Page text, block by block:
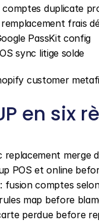
duplicate
frais
PassKit config
sync litige solde
customer
en six
replacement merge
POS et online
fusion comptes
map before
perdue before